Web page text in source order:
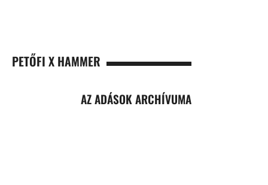
PETŐFI X HAMMER
AZ ADÁSOK ARCHÍVUMA